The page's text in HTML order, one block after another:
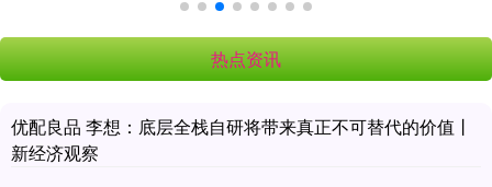
热点资讯
优配良品 李想：底层全栈自研将带来真正不可替代的价值丨
新经济观察